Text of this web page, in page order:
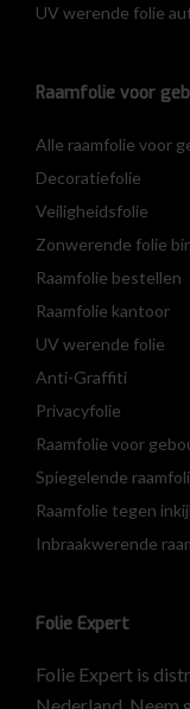
UV werende folie
Raamfolie voor
Alle raamfolie voor
Decoratiefolie
Veiligheidsfolie
Zonwerende folie
Raamfolie bestellen
Raamfolie kantoor
UV werende folie
Anti-Graffiti
Privacyfolie
Raamfolie voor
Spiegelende
Raamfolie tegen
Inbraakwerende
Folie Expert
Folie Expert is
Nederland. Neem